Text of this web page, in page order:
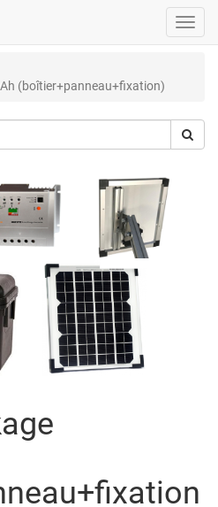
la
(boîtier+panneau+fixation)